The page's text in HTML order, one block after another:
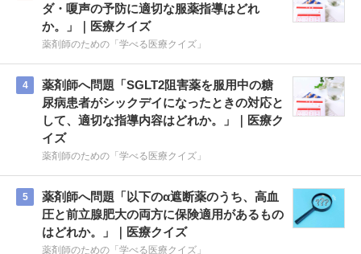
ダ・嗄声の予防に適切な服薬指導はどれ
か。」｜医療クイズ
薬剤師のための「学べる医療クイズ」
4
薬剤師へ問題「SGLT2阻害薬を服用中の糖
尿病患者がシックデイになったときの対応と
して、適切な指導内容はどれか。」｜医療ク
イズ
薬剤師のための「学べる医療クイズ」
5
薬剤師へ問題「以下のα遮断薬のうち、高血
圧と前立腺肥大の両方に保険適用があるもの
はどれか。」｜医療クイズ
薬剤師のための「学べる医療クイズ」